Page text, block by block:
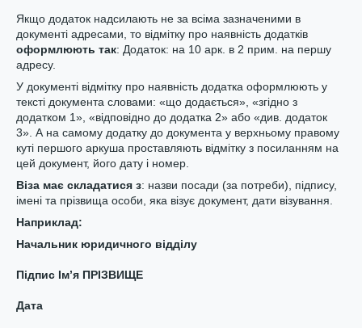
Якщо додаток надсилають не за всіма зазначеними в
документі адресами, то відмітку про наявність додатків
оформлюють так: Додаток: на 10 арк. в 2 прим. на першу
адресу.
У документі відмітку про наявність додатка оформлюють у
тексті документа словами: «що додається», «згідно з
додатком 1», «відповідно до додатка 2» або «див. додаток
3». А на самому додатку до документа у верхньому правому
куті першого аркуша проставляють відмітку з посиланням на
цей документ, його дату і номер.
Віза має складатися з: назви посади (за потреби), підпису,
імені та прізвища особи, яка візує документ, дати візування.
Наприклад:
Начальник юридичного відділу
Підпис Ім’я ПРІЗВИЩЕ
Дата